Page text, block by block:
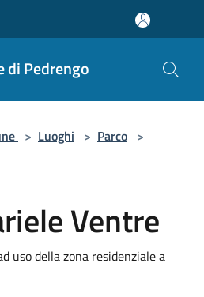
di Pedrengo
> Luoghi > Parco >
Ventre
uso della zona residenziale a